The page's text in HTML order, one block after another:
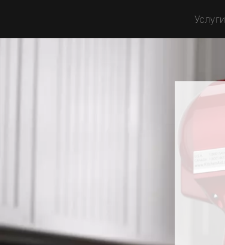
Услуги